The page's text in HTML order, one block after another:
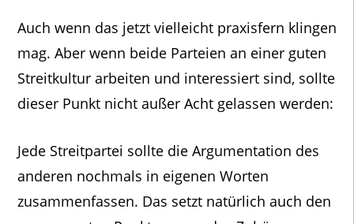
Auch wenn das jetzt vielleicht praxisfern klingen
mag. Aber wenn beide Parteien an einer guten
Streitkultur arbeiten und interessiert sind, sollte
dieser Punkt nicht außer Acht gelassen werden:
Jede Streitpartei sollte die Argumentation des
anderen nochmals in eigenen Worten
zusammenfassen. Das setzt natürlich auch den